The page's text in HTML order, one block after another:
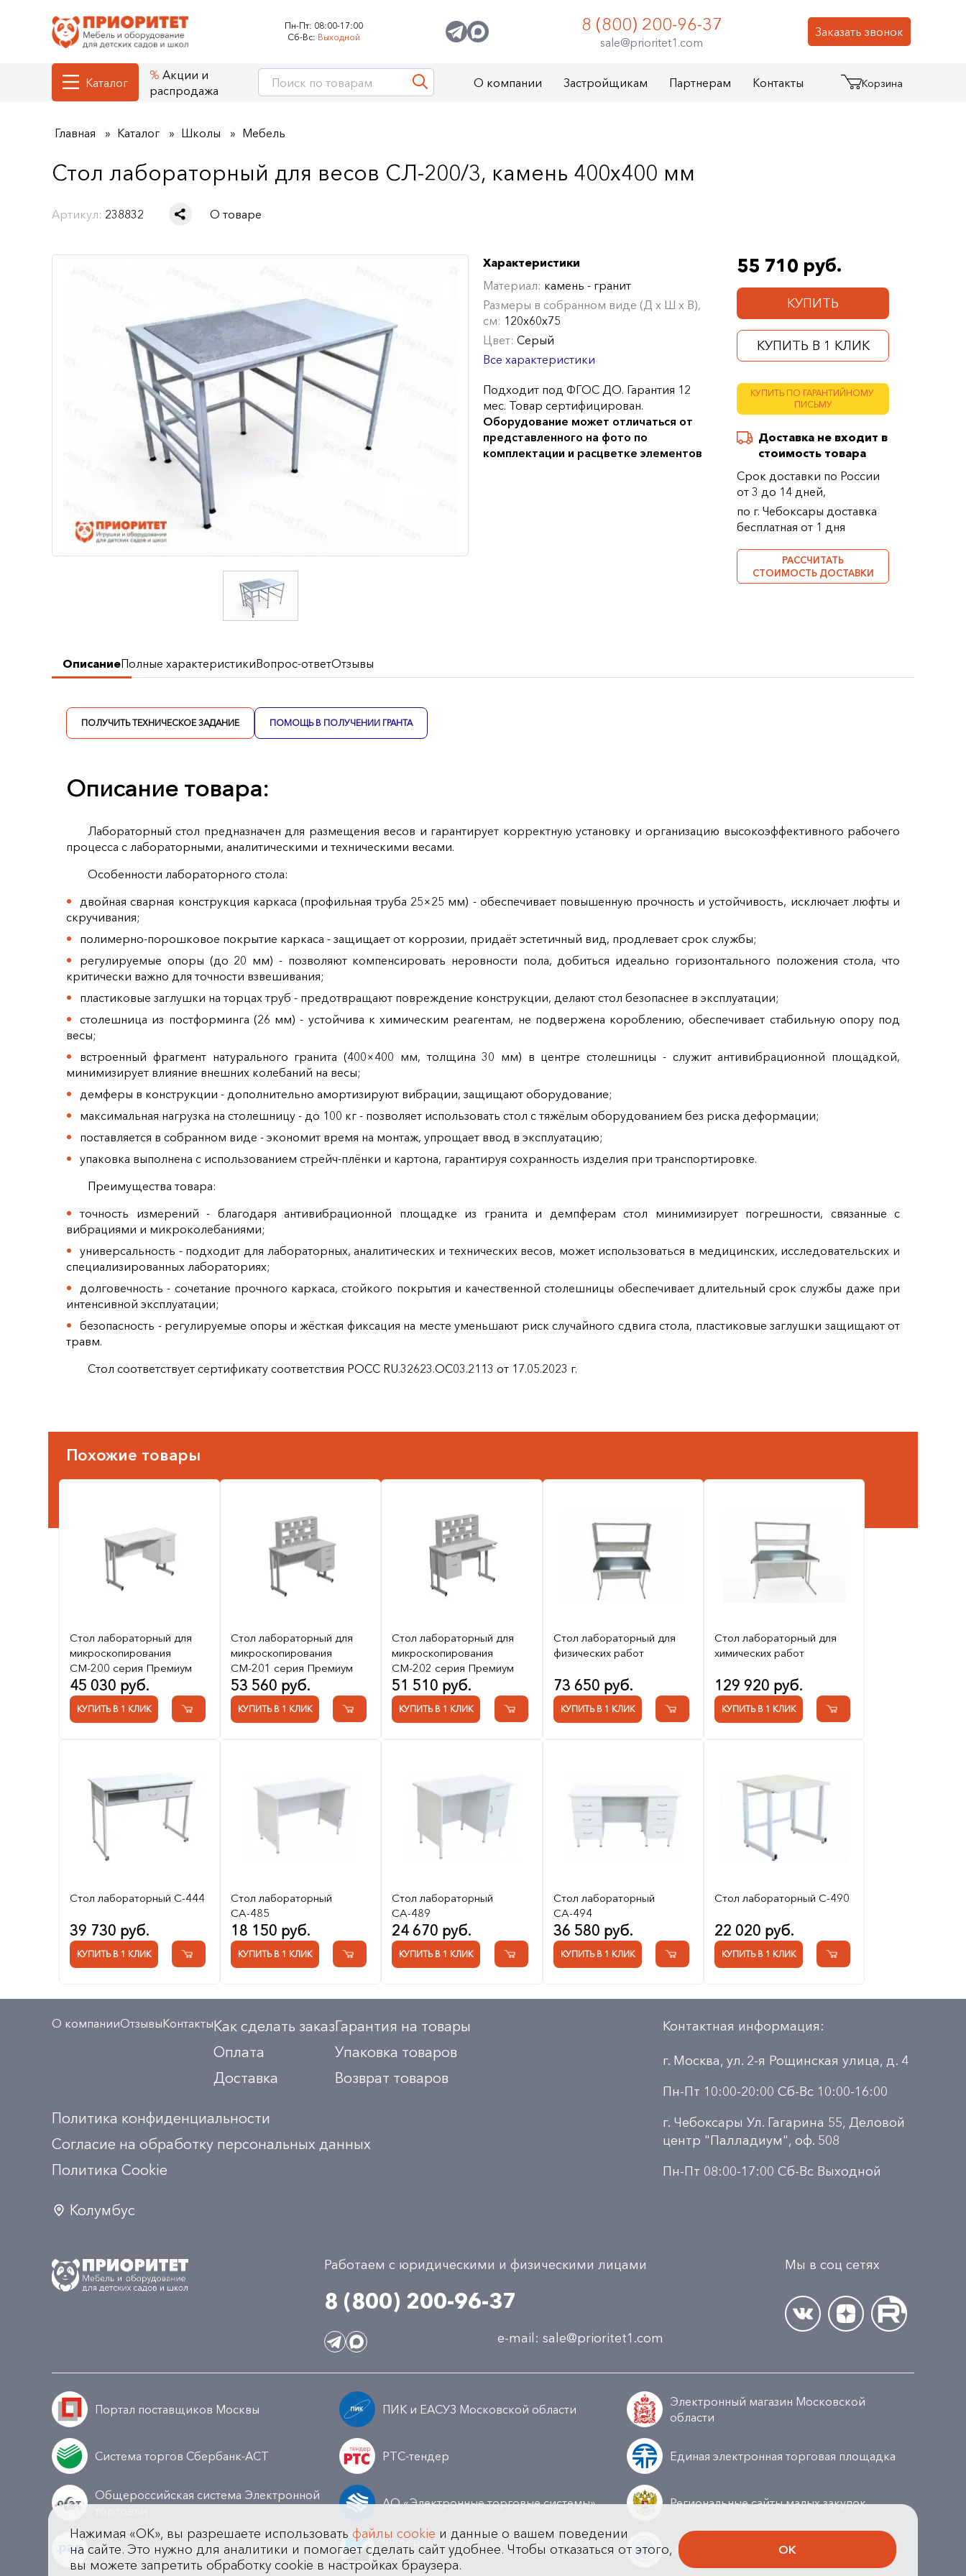
Пн-Пт: 08:00-17:00
Сб-Вс: Выходной Заказать звонок
8 (800) 200-96-37
sale@prioritet1.com
Каталог
Акции и
распродажа
О компании Застройщикам Партнерам Контакты Корзина
Главная Каталог Школы Мебель
Стол лабораторный для весов СЛ-200/3, камень 400х400 мм
Артикул: 238832 О товаре
55 710 руб.
КУПИТЬ
КУПИТЬ В 1 КЛИК
КУПИТЬ ПО ГАРАНТИЙНОМУ
ПИСЬМУ
Доставка не входит в
стоимость товара
Срок доставки по России
от 3 до 14 дней,
по г. Чебоксары доставка
бесплатная от 1 дня
РАССЧИТАТЬ
СТОИМОСТЬ ДОСТАВКИ
Характеристики
Материал: камень - гранит
Размеры в собранном виде (Д х Ш х В),
см: 120х60х75
Цвет: Серый
Все характеристики
Подходит под ФГОС ДО. Гарантия 12
мес. Товар сертифицирован.
Оборудование может отличаться от
представленного на фото по
комплектации и расцветке элементов
ОписаниеПолные характеристикиВопрос-ответОтзывы
ПОЛУЧИТЬ ТЕХНИЧЕСКОЕ ЗАДАНИЕ ПОМОЩЬ В ПОЛУЧЕНИИ ГРАНТА
Описание товара:
Лабораторный стол предназначен для размещения весов и гарантирует корректную установку и организацию высокоэффективного рабочего
процесса с лабораторными, аналитическими и техническими весами.
Особенности лабораторного стола:
двойная сварная конструкция каркаса (профильная труба 25×25 мм) - обеспечивает повышенную прочность и устойчивость, исключает люфты и
скручивания;
полимерно-порошковое покрытие каркаса - защищает от коррозии, придаёт эстетичный вид, продлевает срок службы;
регулируемые опоры (до 20 мм) - позволяют компенсировать неровности пола, добиться идеально горизонтального положения стола, что
критически важно для точности взвешивания;
пластиковые заглушки на торцах труб - предотвращают повреждение конструкции, делают стол безопаснее в эксплуатации;
столешница из постформинга (26 мм) - устойчива к химическим реагентам, не подвержена короблению, обеспечивает стабильную опору под
весы;
встроенный фрагмент натурального гранита (400×400 мм, толщина 30 мм) в центре столешницы - служит антивибрационной площадкой,
минимизирует влияние внешних колебаний на весы;
демферы в конструкции - дополнительно амортизируют вибрации, защищают оборудование;
максимальная нагрузка на столешницу - до 100 кг - позволяет использовать стол с тяжёлым оборудованием без риска деформации;
поставляется в собранном виде - экономит время на монтаж, упрощает ввод в эксплуатацию;
упаковка выполнена с использованием стрейч-плёнки и картона, гарантируя сохранность изделия при транспортировке.
Преимущества товара:
точность измерений - благодаря антивибрационной площадке из гранита и демпферам стол минимизирует погрешности, связанные с
вибрациями и микроколебаниями;
универсальность - подходит для лабораторных, аналитических и технических весов, может использоваться в медицинских, исследовательских и
специализированных лабораториях;
долговечность - сочетание прочного каркаса, стойкого покрытия и качественной столешницы обеспечивает длительный срок службы даже при
интенсивной эксплуатации;
безопасность - регулируемые опоры и жёсткая фиксация на месте уменьшают риск случайного сдвига стола, пластиковые заглушки защищают от
травм.
Стол соответствует сертификату соответствия РОСС RU.32623.ОС03.2113 от 17.05.2023 г.
Похожие товары
Стол лабораторный для
микроскопирования
СМ-200 серия Премиум
45 030 руб.
КУПИТЬ В 1 КЛИК
Стол лабораторный для
микроскопирования
СМ-201 серия Премиум
53 560 руб.
КУПИТЬ В 1 КЛИК
Стол лабораторный для
микроскопирования
СМ-202 серия Премиум
51 510 руб.
КУПИТЬ В 1 КЛИК
Стол лабораторный для
физических работ
73 650 руб.
КУПИТЬ В 1 КЛИК
Стол лабораторный для
химических работ
129 920 руб.
КУПИТЬ В 1 КЛИК
Стол лабораторный С-444
39 730 руб.
КУПИТЬ В 1 КЛИК
Стол лабораторный
СА-485
18 150 руб.
КУПИТЬ В 1 КЛИК
Стол лабораторный
СА-489
24 670 руб.
КУПИТЬ В 1 КЛИК
Стол лабораторный
СА-494
36 580 руб.
КУПИТЬ В 1 КЛИК
Стол лабораторный С-490
22 020 руб.
КУПИТЬ В 1 КЛИК
О компанииОтзывыКонтактыКак сделать заказ
Оплата
Доставка
Гарантия на товары
Упаковка товаров
Возврат товаров
Политика конфиденциальности
Согласие на обработку персональных данных
Политика Сookie
Колумбус
Контактная информация:
г. Москва, ул. 2-я Рощинская улица, д. 4
Пн-Пт 10:00-20:00 Сб-Вс 10:00-16:00
г. Чебоксары Ул. Гагарина 55, Деловой
центр "Палладиум", оф. 508
Пн-Пт 08:00-17:00 Сб-Вс Выходной
Работаем с юридическими и физическими лицами
8 (800) 200-96-37
e-mail: sale@prioritet1.com
Мы в соц сетях
Портал поставщиков Москвы ПИК и ЕАСУЗ Московской области
Электронный магазин Московской
области
Система торгов Сбербанк-АСТ РТС-тендер Единая электронная торговая площадка
Общероссийская система Электронной
АО «Электронные торговые системы» Региональные сайты малых закупок
Всероссийская универсальная площадка
Федеральная электронная площадка
ТЭК-Торг
Электронная торговая площадка ГПБ
Нажимая «OK», вы разрешаете использовать файлы cookie и данные о вашем поведении
на сайте. Это нужно для аналитики и помогает сделать сайт удобнее. Чтобы отказаться от этого,
вы можете запретить обработку cookie в настройках браузера.
ОК